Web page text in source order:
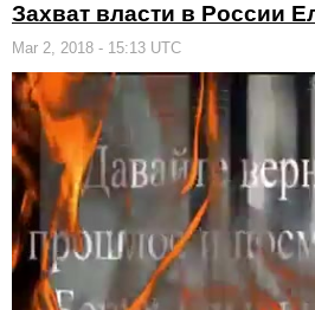
Захват власти в России
Mar 2, 2018 - 15:13 UTC